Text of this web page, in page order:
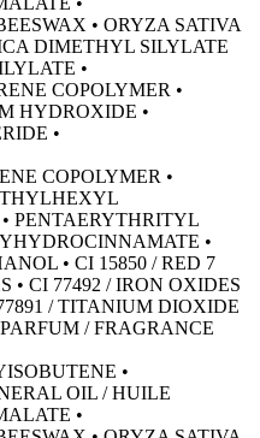
• ORYZA SATIVA
DIMETHYL SILYLATE
•
COPOLYMER •
HYDROXIDE •
•
COPOLYMER •
PENTAERYTHRITYL
•
• CI 15850 / RED 7
• CI 77492 / IRON OXIDES
/ TITANIUM DIOXIDE
/ FRAGRANCE
•
OIL / HUILE
•